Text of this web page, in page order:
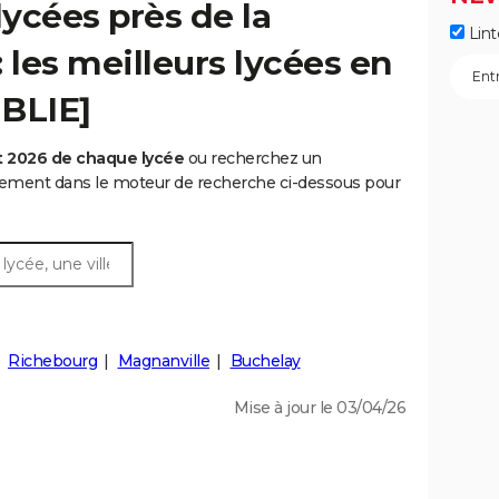
près de la
les meilleurs lycées en
2026 de chaque lycée ou recherchez un
dans le moteur de recherche ci-dessous pour
Richebourg Magnanville Buchelay
Mise à jour le 03/04/26